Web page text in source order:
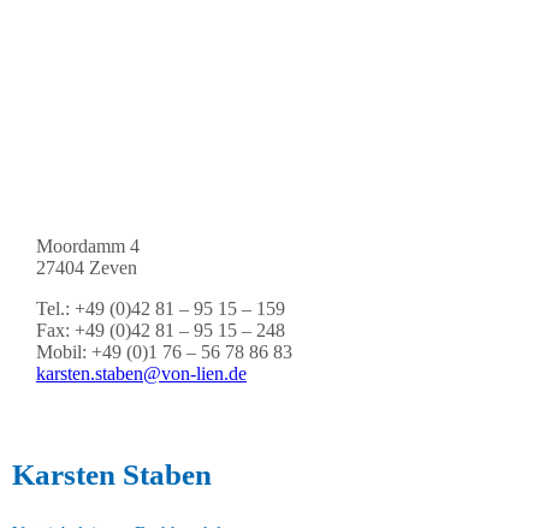
Moordamm 4
27404 Zeven
Tel.: +49 (0)42 81 – 95 15 – 159
Fax: +49 (0)42 81 – 95 15 – 248
Mobil: +49 (0)1 76 – 56 78 86 83
karsten.staben@von-lien.de
Karsten Staben